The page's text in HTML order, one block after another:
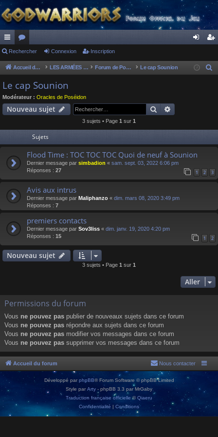
ac
co
ur
ci
or
u
s
ne cri
Rechercher Connexion Inscription
Accueil du forum LES ARMÉES DIVINES - FORUMS DE CLAN Forum de Poséidon Le cap Sounion
c
Le cap Sounion
Modérateur : Oracles de Poséidon
Nouveau sujet Rechercher
3 sujets • Page 1 sur 1
Sujets
Flood Time : TOC TOC TOC Quoi de neuf à Sounion
Dernier message par simbadion « sam. sept. 03, 2022 6:06 pm
Réponses : 27 1 2 3
Avis aux intrus
Dernier message par Maliphanzo « dim. mars 08, 2020 3:49 pm
Réponses : 7
premiers contacts
Dernier message par Sov3liss « dim. janv. 19, 2020 4:20 pm
Réponses : 15 1 2
Nouveau sujet
3 sujets • Page 1 sur 1
Aller
Permissions du forum
Vous ne pouvez pas publier de nouveaux sujets dans ce forum
Vous ne pouvez pas répondre aux sujets dans ce forum
Vous ne pouvez pas modifier vos messages dans ce forum
Vous ne pouvez pas supprimer vos messages dans ce forum
Accueil du forum Nous contacter
Développé par phpBB® Forum Software © phpBB Limited
Style parArty - phpBB 3.3 par MrGaby
Traduction française officielle ©Qiaeru
Confidentialité | Conditions